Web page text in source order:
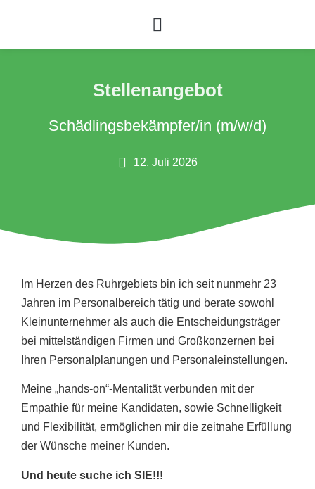
Stellenangebot
Schädlingsbekämpfer/in (m/w/d)
12. Juli 2026
Im Herzen des Ruhrgebiets bin ich seit nunmehr 23
Jahren im Personalbereich tätig und berate sowohl
Kleinunternehmer als auch die Entscheidungsträger
bei mittelständigen Firmen und Großkonzernen bei
Ihren Personalplanungen und Personaleinstellungen.
Meine „hands-on“-Mentalität verbunden mit der
Empathie für meine Kandidaten, sowie Schnelligkeit
und Flexibilität, ermöglichen mir die zeitnahe Erfüllung
der Wünsche meiner Kunden.
Und heute suche ich SIE!!!